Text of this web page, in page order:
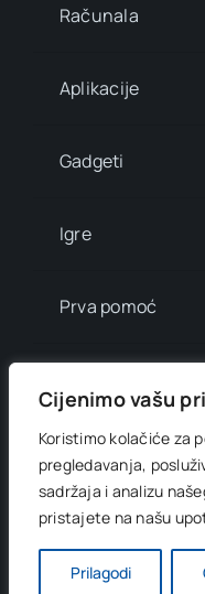
Cijenimo vašu
Koristimo kolačiće za
pregledavanja,
sadržaja i analizu
pristajete na našu
Prilagodi
Računala
Aplikacije
Gadgeti
Igre
Prva pomoć
Info brojevi